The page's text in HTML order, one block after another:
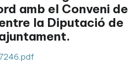
amb el Conveni de
la Diputació de